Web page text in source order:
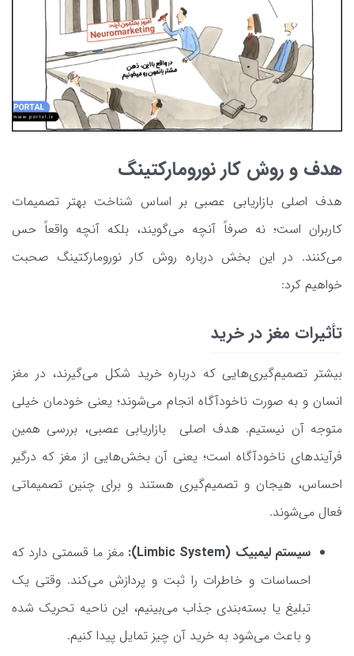
هدف و روش کار نورومارکتینگ
هدف اصلی بازاریابی عصبی بر اساس شناخت بهتر تصمیمات
کاربران است؛ نه صرفاً آنچه می‌گویند، بلکه آنچه واقعاً حس
می‌کنند. در این بخش درباره روش کار نورومارکتینگ صحبت
خواهیم کرد:
تأثیرات مغز در خرید
بیشتر تصمیم‌گیری‌هایی که درباره خرید شکل می‌گیرند، در مغز
انسان و به صورت ناخودآگاه انجام می‌شوند؛ یعنی خودمان خیلی
متوجه آن نیستیم. هدف اصلی بازاریابی عصبی، بررسی همین
فرآیندهای ناخودآگاه است؛ یعنی آن بخش‌هایی از مغز که درگیر
احساس، هیجان و تصمیم‌گیری هستند و برای چنین تصمیماتی
فعال می‌شوند.
سیستم لیمبیک (Limbic System):
مغز ما قسمتی دارد که
احساسات و خاطرات را ثبت و پردازش می‌کند. وقتی یک
تبلیغ یا بسته‌بندی جذاب می‌بینیم، این ناحیه تحریک شده
و باعث می‌شود به خرید آن چیز تمایل پیدا کنیم.